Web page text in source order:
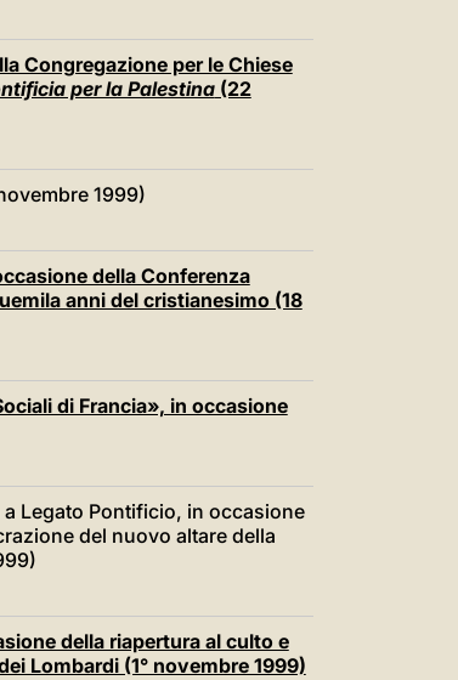
Congregazione per le Chiese
per la Palestina(22
1999)
della Conferenza
anni del cristianesimo (18
di Francia», in occasione
Legato Pontificio, in occasione
del nuovo altare della
della riapertura al culto e
Lombardi (1° novembre 1999)